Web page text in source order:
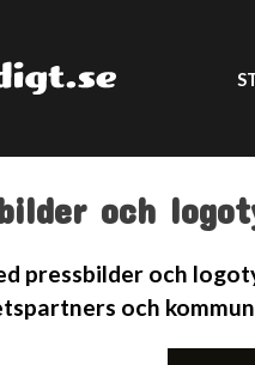
och
pressbilder och
och